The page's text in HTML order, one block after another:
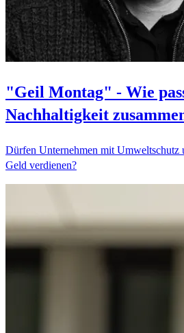
"Geil Montag" - Wie
Nachhaltigkeit
Dürfen Unternehmen mit Umweltschutz
Geld verdienen?